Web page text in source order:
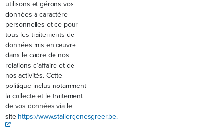
utilisons et gérons vos
données à caractère
personnelles et ce pour
tous les traitements de
données mis en œuvre
dans le cadre de nos
relations d’affaire et de
nos activités. Cette
politique inclus notamment
la collecte et le traitement
de vos données via le
site https://www.stallergenesgreer.be.